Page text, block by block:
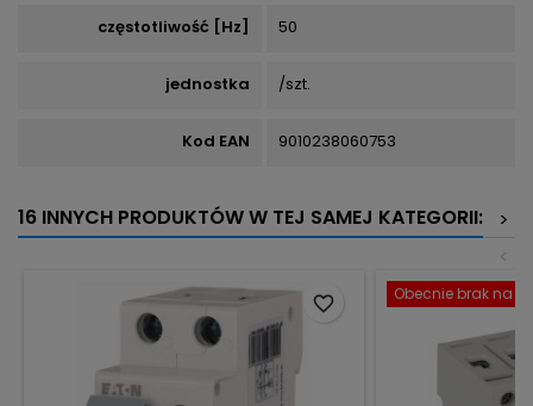
częstotliwość [Hz] 50
jednostka /szt.
Kod EAN 9010238060753
16 INNYCH PRODUKTÓW W TEJ SAMEJ KATEGORII:
>
<
favorite_border Obecnie brak na